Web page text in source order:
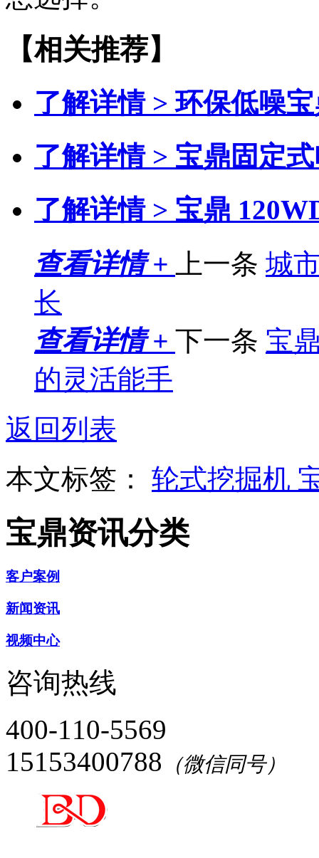
【相关推荐】
了解详情 >环保低噪
了解详情 > 宝鼎固定
了解详情 > 宝鼎
查看详情 +
上一条 城
长
查看详情 + 下一条 宝
的灵活能手
返回列表
本文标签： 轮式挖掘机
宝鼎资讯分类
客户案例
新闻资讯
视频中心
咨询热线
400-110-5569
15153400788 （微信同号）